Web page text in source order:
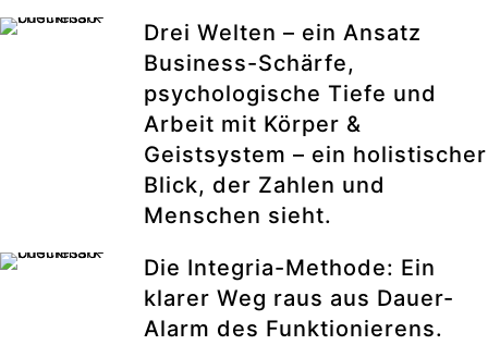
Drei Welten – ein Ansatz
Business-Schärfe,
psychologische Tiefe und
Arbeit mit Körper &
Geistsystem – ein holistischer
Blick, der Zahlen und
Menschen sieht.
Die Integria-Methode: Ein
klarer Weg raus aus Dauer-
Alarm des Funktionierens.